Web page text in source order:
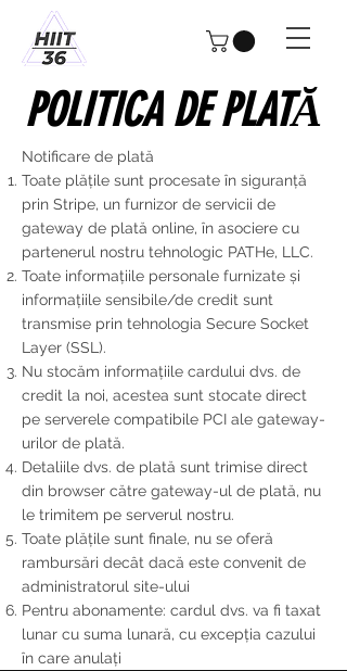
POLITICA DE PLATĂ
Notificare de plată
Toate plățile sunt procesate în siguranță
prin Stripe, un furnizor de servicii de
gateway de plată online, în asociere cu
partenerul nostru tehnologic PATHe, LLC.
Toate informațiile personale furnizate și
informațiile sensibile/de credit sunt
transmise prin tehnologia Secure Socket
Layer (SSL).
Nu stocăm informațiile cardului dvs. de
credit la noi, acestea sunt stocate direct
pe serverele compatibile PCI ale gateway-
urilor de plată.
Detaliile dvs. de plată sunt trimise direct
din browser către gateway-ul de plată, nu
le trimitem pe serverul nostru.
Toate plățile sunt finale, nu se oferă
rambursări decât dacă este convenit de
administratorul site-ului
Pentru abonamente: cardul dvs. va fi taxat
lunar cu suma lunară, cu excepția cazului
în care anulați